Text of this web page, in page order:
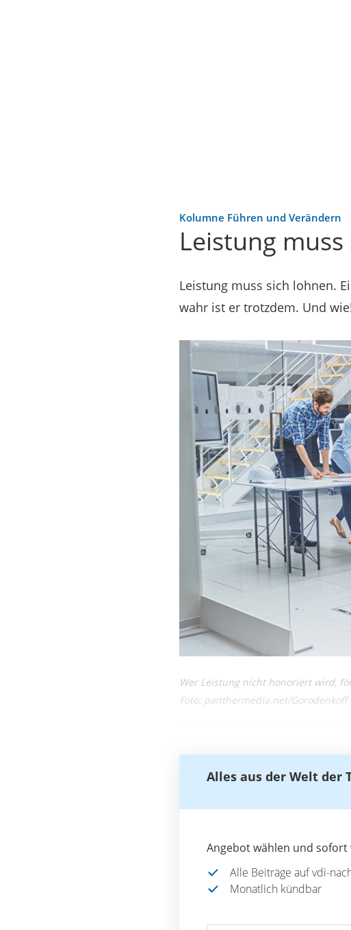
Kolumne Führen und Verändern
Leistung
Leistung muss sich lohnen.
wahr ist er trotzdem. Und
Wer Leistung nicht honoriert wird,
Foto: panthermedia.net/Gorodenkoff
Alles aus der Welt der
Angebot wählen und sofort
Alle Beiträge auf vdi-
Monatlich kündbar